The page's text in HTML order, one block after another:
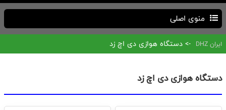
منوی اصلی
ایران DHZ -> دستگاه هوازی دی اچ زد
دستگاه هوازی دی اچ زد